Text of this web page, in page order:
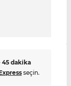
45 dakika
seçin.